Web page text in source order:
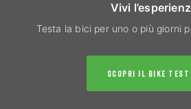
Vivi
Testa la bici per uno o più giorni
SCOPRI IL BIKE TEST